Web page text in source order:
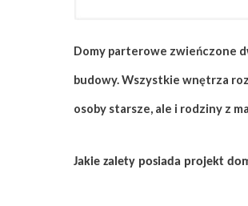
Domy parterowe zwieńczone
budowy. Wszystkie wnętrza
osoby starsze, ale i rodziny z
Jakie zalety posiada projekt